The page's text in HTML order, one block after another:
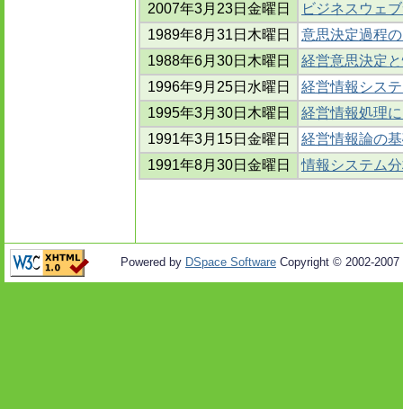
2007年3月23日金曜日
ビジネスウェ
1989年8月31日木曜日
意思決定過程
1988年6月30日木曜日
経営意思決定
1996年9月25日水曜日
経営情報シス
1995年3月30日木曜日
経営情報処理
1991年3月15日金曜日
経営情報論の
1991年8月30日金曜日
情報システム
Powered by DSpace Software Copyright © 2002-2007